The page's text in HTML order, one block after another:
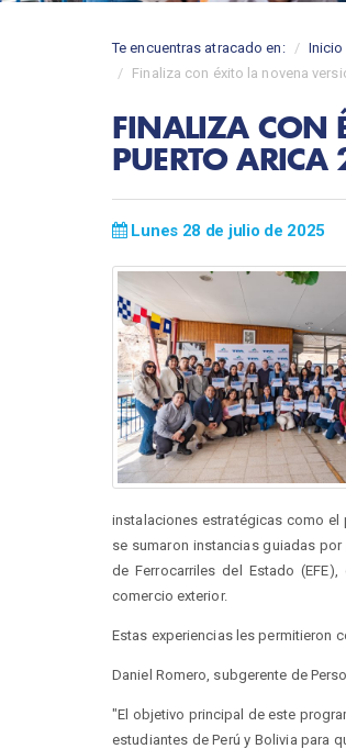
Te encuentras atracado en: Inicio
Finaliza con éxito la novena
FINALIZA CON
PUERTO
Lunes 28 de julio de 2025
instalaciones estratégicas como el
se sumaron instancias guiadas
de Ferrocarriles del Estado
comercio exterior.
Estas experiencias les permitieron
Daniel Romero, subgerente de
"El objetivo principal de este
estudiantes de Perú y Bolivia para